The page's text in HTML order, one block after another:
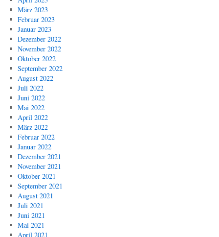
März 2023
Februar 2023
Januar 2023
Dezember 2022
November 2022
Oktober 2022
September 2022
August 2022
Juli 2022
Juni 2022
Mai 2022
April 2022
März 2022
Februar 2022
Januar 2022
Dezember 2021
November 2021
Oktober 2021
September 2021
August 2021
Juli 2021
Juni 2021
Mai 2021
April 2021